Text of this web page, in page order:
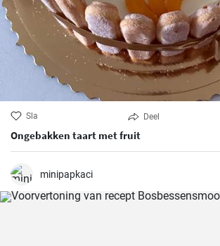
Sla Deel
Ongebakken taart met fruit
minipapkaci